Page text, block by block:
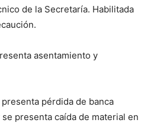
de la Secretaría. Habilitada
asentamiento y
pérdida de banca
presenta caída de material en